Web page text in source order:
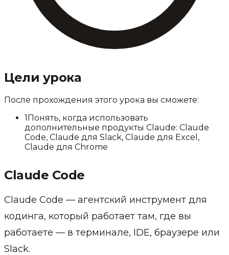
Цели урока
После прохождения этого урока вы сможете:
1Понять, когда использовать
дополнительные продукты Claude: Claude
Code, Claude для Slack, Claude для Excel,
Claude для Chrome
Claude Code
Claude Code — агентский инструмент для
кодинга, который работает там, где вы
работаете — в терминале, IDE, браузере или
Slack.